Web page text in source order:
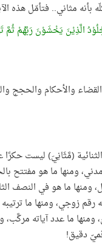
بأنه مثاني.. فتأمّل هذه
الَّذِيْنَ يَخْشَوْنَ رَبَّهُمْ ثُمَّ
والأحكام والحجج
(مَّثَانِيَ) ليست حكرًا
ومنها ما هو مفتتح
ومنها ما هو في النصف
رقم زوجي، ومنها ما
ومنها ما عدد آياته
دقيق!